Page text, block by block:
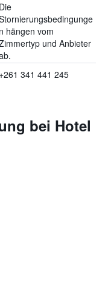
Die
n hängen vom
und Anbieter
+261 341 441 245
bei Hotel